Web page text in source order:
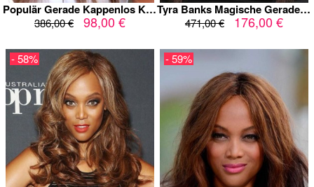
Populär Gerade Kappenlos Kunsthaar Tyra Banks Perücke
386,00 € 98,00 €
Tyra Banks Magische Gerade Spitzefront Echthaar Perücke
471,00 € 176,00 €
- 58% - 59%